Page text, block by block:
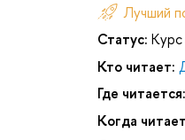
Лучший
Статус: Курс
Кто читает:
Где читается:
Когда